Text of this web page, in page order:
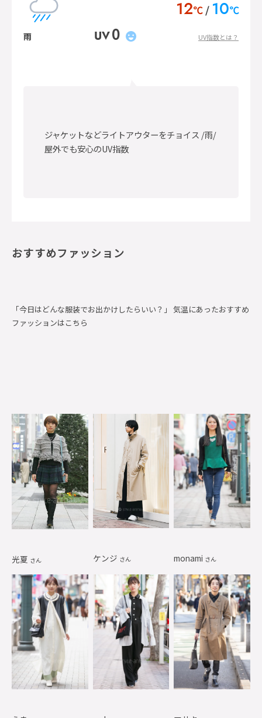
12℃ 10℃
雨 UV0 UV指数とは？
ジャケットなどライトアウターをチョイス /雨/
屋外でも安心のUV指数
おすすめファッション
「今日はどんな服装でお出かけしたらいい？」 気温にあったおすすめ
ファッションはこちら
光夏 さん ケンジ さん monami さん